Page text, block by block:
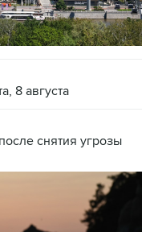
8 августа
снятия угрозы